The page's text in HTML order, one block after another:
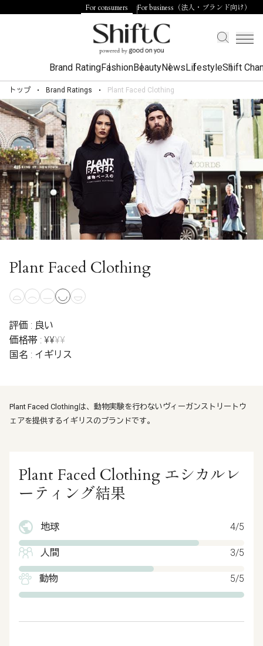
For consumers For business（法人・ブランド向け）
Brand RatingFashionBeautyNewsLifestyleShift
トップ Brand Ratings Plant Faced Clothing
Plant Faced Clothing
評価 : 良い
価格帯 : ¥¥¥¥
国名 : イギリス
Plant Faced Clothingは、動物実験を行わないヴィーガンストリートウ
ェアを提供するイギリスのブランドです。
Plant Faced Clothing エシカルレ
ーティング結果
地球 4/5
人間 3/5
動物 5/5